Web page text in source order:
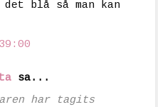
blå så man kan
sa...
har tagits